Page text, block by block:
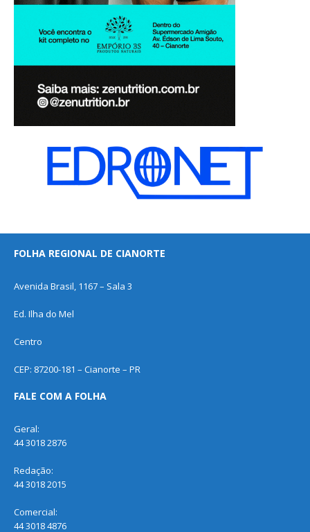
FOLHA REGIONAL DE CIANORTE
Avenida Brasil, 1167 – Sala 3
Ed. Ilha do Mel
Centro
CEP: 87200-181 – Cianorte – PR
FALE COM A FOLHA
Geral:
44 3018 2876
Redação:
44 3018 2015
Comercial:
44 3018 4876